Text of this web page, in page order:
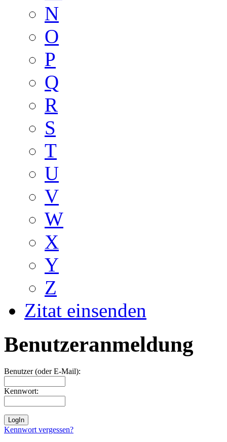
N
O
P
Q
R
S
T
U
V
W
X
Y
Z
Zitat einsenden
Benutzeranmeldung
Benutzer (oder E-Mail):
Kennwort:
Kennwort vergessen?